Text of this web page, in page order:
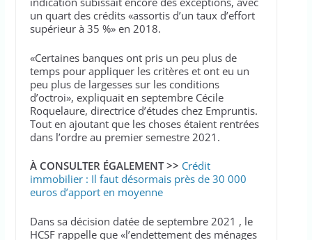
un quart des crédits «assortis d’un taux d’effort
supérieur à 35 %» en 2018.
«Certaines banques ont pris un peu plus de
temps pour appliquer les critères et ont eu un
peu plus de largesses sur les conditions
d’octroi», expliquait en septembre Cécile
Roquelaure, directrice d’études chez Empruntis.
Tout en ajoutant que les choses étaient rentrées
dans l’ordre au premier semestre 2021.
À CONSULTER ÉGALEMENT >> Crédit
immobilier : Il faut désormais près de 30 000
euros d’apport en moyenne
Dans sa décision datée de septembre 2021 , le
HCSF rappelle que «l’endettement des ménages